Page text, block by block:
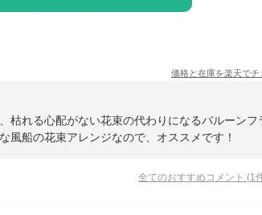
価格と在庫を楽天でチ
枯れる心配がない花束の代わりになるバルーンフ
風船の花束アレンジなので、オススメです！
全てのおすすめコメント (1